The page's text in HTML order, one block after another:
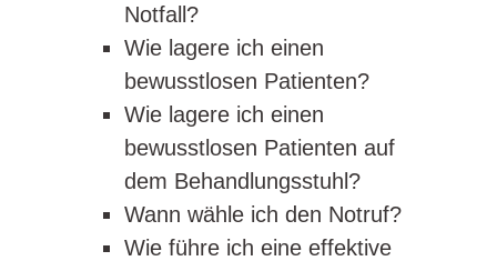
Notfall?
Wie lagere ich einen
bewusstlosen Patienten?
Wie lagere ich einen
bewusstlosen Patienten auf
dem Behandlungsstuhl?
Wann wähle ich den Notruf?
Wie führe ich eine effektive